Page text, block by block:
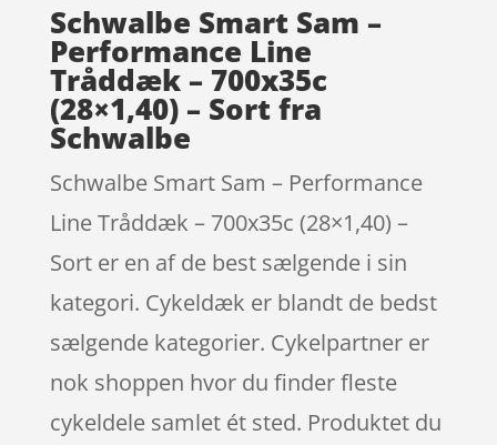
Schwalbe Smart Sam –
Performance Line
Tråddæk – 700x35c
(28×1,40) – Sort fra
Schwalbe
Schwalbe Smart Sam – Performance
Line Tråddæk – 700x35c (28×1,40) –
Sort er en af de best sælgende i sin
kategori. Cykeldæk er blandt de bedst
sælgende kategorier. Cykelpartner er
nok shoppen hvor du finder fleste
cykeldele samlet ét sted. Produktet du